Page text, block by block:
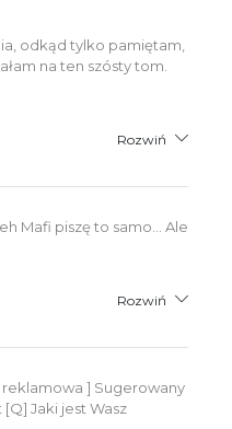
odkąd tylko pamiętam,
na ten szósty tom.
Rozwiń
Mafi piszę to samo... Ale
Rozwiń
reklamowa ] Sugerowany
Jaki jest Wasz